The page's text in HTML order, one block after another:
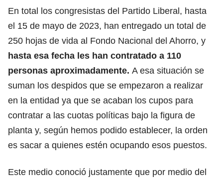
En total los congresistas del Partido Liberal, hasta
el 15 de mayo de 2023, han entregado un total de
250 hojas de vida al Fondo Nacional del Ahorro, y
hasta esa fecha les han contratado a 110
personas aproximadamente. A esa situación se
suman los despidos que se empezaron a realizar
en la entidad ya que se acaban los cupos para
contratar a las cuotas políticas bajo la figura de
planta y, según hemos podido establecer, la orden
es sacar a quienes estén ocupando esos puestos.
Este medio conoció justamente que por medio del